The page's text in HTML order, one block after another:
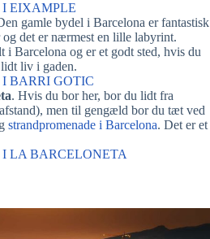
I EIXAMPLE
gamle bydel i Barcelona er fantastisk
og det er nærmest en lille labyrint.
i Barcelona og er et godt sted, hvis du
liv i gaden.
BARRI GOTIC
. Hvis du bor her, bor du lidt fra
men til gengæld bor du tæt ved
strandpromenade i Barcelona. Det er et
LA BARCELONETA